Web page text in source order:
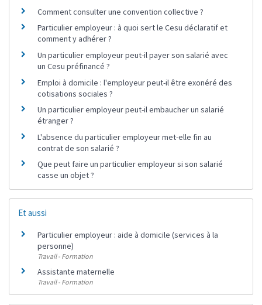
Comment consulter une convention collective ?
Particulier employeur : à quoi sert le Cesu déclaratif et
comment y adhérer ?
Un particulier employeur peut-il payer son salarié avec
un Cesu préfinancé ?
Emploi à domicile : l'employeur peut-il être exonéré des
cotisations sociales ?
Un particulier employeur peut-il embaucher un salarié
étranger ?
L'absence du particulier employeur met-elle fin au
contrat de son salarié ?
Que peut faire un particulier employeur si son salarié
casse un objet ?
Et aussi
Particulier employeur : aide à domicile (services à la
personne)
Travail - Formation
Assistante maternelle
Travail - Formation